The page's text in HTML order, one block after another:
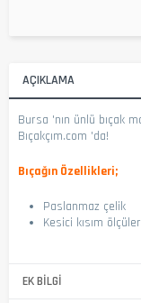
AÇIKLAMA
Bursa 'nın ünlü bıçak
Bıçakçım.com 'da!
Bıçağın Özellikleri;
Paslanmaz çelik
Kesici kısım
EK BILGI